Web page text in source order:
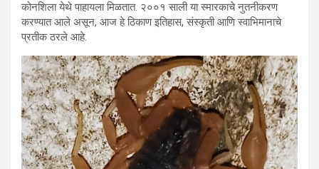
कोनशिला येथे पाहायला मिळतात. २००१ साली या स्मारकाचे नुतनीकरण
करण्यात आले असून, आज हे ठिकाण इतिहास, संस्कृती आणि स्वाभिमानाचे
प्रतीक ठरले आहे.